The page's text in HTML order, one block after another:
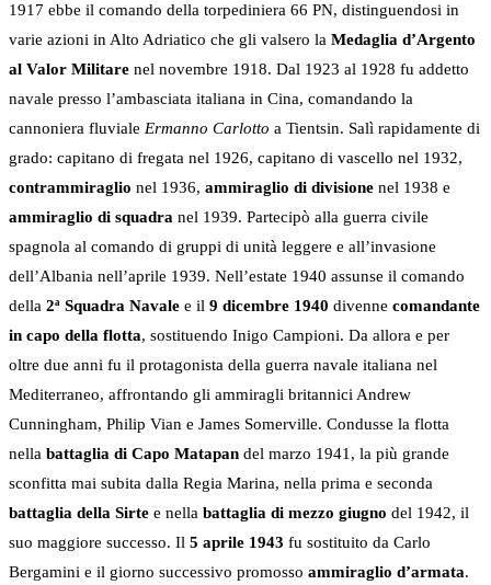
1917 ebbe il comando della torpediniera 66 PN, distinguendosi in
varie azioni in Alto Adriatico che gli valsero la Medaglia d’Argento
al Valor Militare nel novembre 1918. Dal 1923 al 1928 fu addetto
navale presso l’ambasciata italiana in Cina, comandando la
cannoniera fluviale Ermanno Carlotto a Tientsin. Salì rapidamente di
grado: capitano di fregata nel 1926, capitano di vascello nel 1932,
contrammiraglio nel 1936, ammiraglio di divisione nel 1938 e
ammiraglio di squadra nel 1939. Partecipò alla guerra civile
spagnola al comando di gruppi di unità leggere e all’invasione
dell’Albania nell’aprile 1939. Nell’estate 1940 assunse il comando
della 2ª Squadra Navale e il 9 dicembre 1940 divenne comandante
in capo della flotta, sostituendo Inigo Campioni. Da allora e per
oltre due anni fu il protagonista della guerra navale italiana nel
Mediterraneo, affrontando gli ammiragli britannici Andrew
Cunningham, Philip Vian e James Somerville. Condusse la flotta
nella battaglia di Capo Matapan del marzo 1941, la più grande
sconfitta mai subita dalla Regia Marina, nella prima e seconda
battaglia della Sirte e nella battaglia di mezzo giugno del 1942, il
suo maggiore successo. Il 5 aprile 1943 fu sostituito da Carlo
Bergamini e il giorno successivo promosso ammiraglio d’armata.